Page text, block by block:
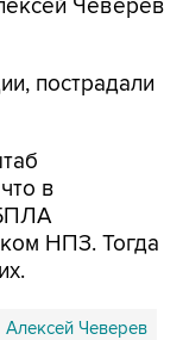
Чеверев
пострадали
в
НПЗ. Тогда
Алексей Чеверев